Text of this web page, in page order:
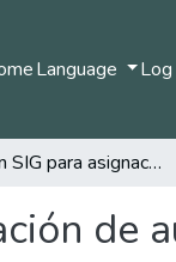
Language Log
Aplicación SIG para asignación y ubicación de audiencias en el Palacio Fanny González
de